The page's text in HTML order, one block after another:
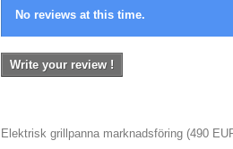
No reviews at this time.
Write your review !
Elektrisk grillpanna marknadsföring (490